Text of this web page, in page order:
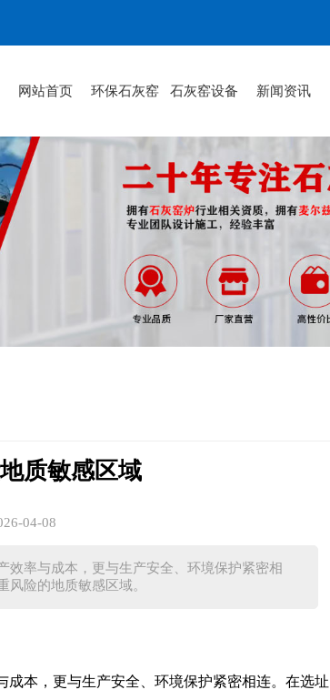
网站首页 环保石灰窑 石灰窑设备 新闻资讯
质敏感区域
04-08
效率与成本，更与生产安全、环境保护紧密相
险的地质敏感区域。
本，更与生产安全、环境保护紧密相连。在选址